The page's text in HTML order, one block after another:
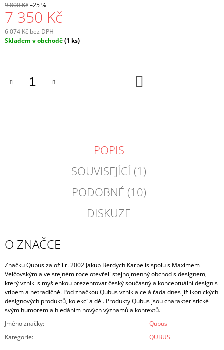
9 800 Kč–25 %
7 350 Kč
6 074 Kč bez DPH
Měrná
Skladem v obchodě(1 ks)
POPIS
SOUVISEJÍCÍ (1)
PODOBNÉ (10)
DISKUZE
O ZNAČCE
Značku Qubus založil r. 2002 Jakub Berdych Karpelis spolu s Maximem
Velčovským a ve stejném roce otevřeli stejnojmenný obchod s designem,
který vznikl s myšlenkou prezentovat český současný a konceptuální design s
vtipem a netradičně. Pod značkou Qubus vznikla celá řada dnes již ikonických
designových produktů, kolekcí a děl. Produkty Qubus jsou charakteristické
svým humorem a hledáním nových významů a kontextů.
Jméno značky:
Qubus
Kategorie: QUBUS